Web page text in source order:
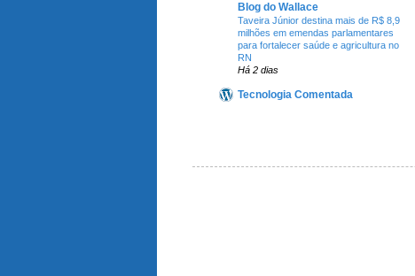
Blog do Wallace
Taveira Júnior destina mais de R$ 8,9
milhões em emendas parlamentares
para fortalecer saúde e agricultura no
RN
Há 2 dias
Tecnologia Comentada